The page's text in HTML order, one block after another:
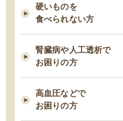
2021/03/24
脂質制限中にお勧め！低脂肪・
2021/03/03
早期の脂肪肝は改善できる！
2021/02/23
硬いものを
食べられない方
腎臓病や人工透析で
お困りの方
高血圧などで
お困りの方